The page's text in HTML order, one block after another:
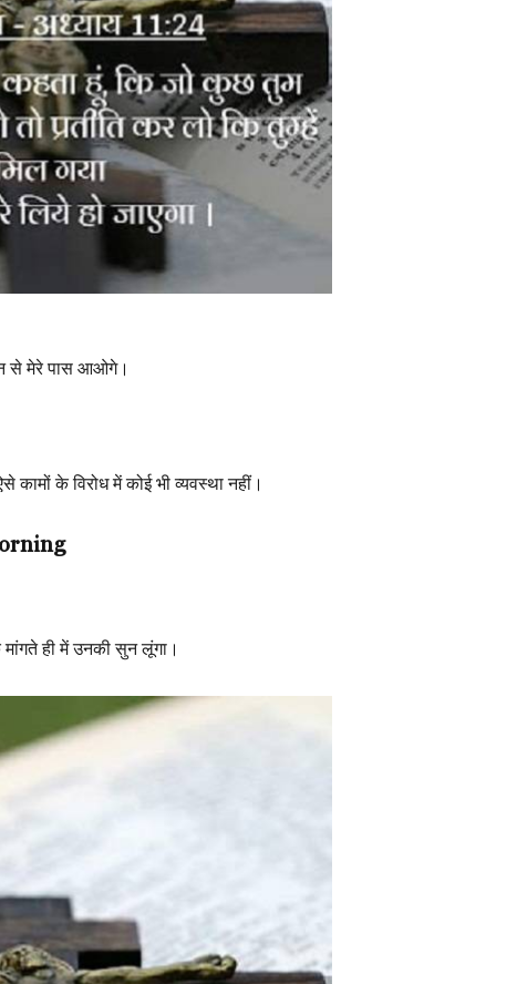
से मेरे पास आओगे।
के विरोध में कोई भी व्यवस्था नहीं।
ही में उनकी सुन लूंगा।